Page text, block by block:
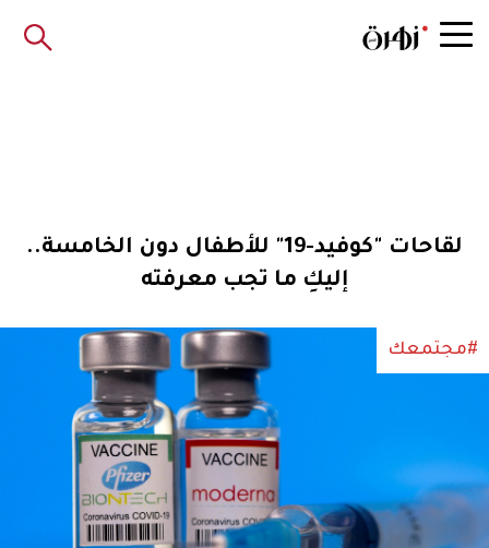
لقاحات "كوفيد-19" للأطفال دون الخامسة..
إليكِ ما تجب معرفته
#مجتمعك